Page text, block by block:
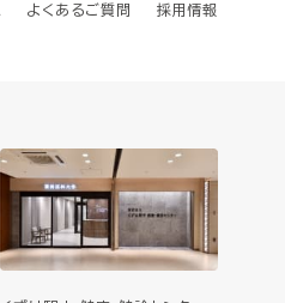
よくあるご質問 採用情報